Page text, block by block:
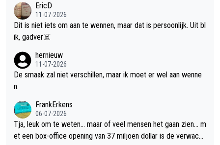
EricD
11-07-2026
Dit is niet iets om aan te wennen, maar dat is persoonlijk. Uit bl
ik, gadver☠️
hernieuw
11-07-2026
De smaak zal niet verschillen, maar ik moet er wel aan wenne
n.
FrankErkens
06-07-2026
Tja, leuk om te weten... maar of veel mensen het gaan zien... m
et een box-office opening van 37 miljoen dollar is de verwacht